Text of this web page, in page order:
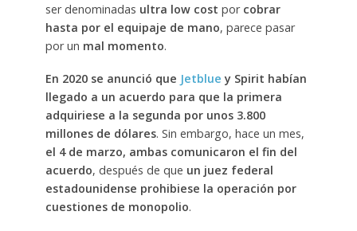
ser denominadas ultra low cost por cobrar
hasta por el equipaje de mano, parece pasar
por un mal momento.
En 2020 se anunció que Jetblue y Spirit habían
llegado a un acuerdo para que la primera
adquiriese a la segunda por unos 3.800
millones de dólares. Sin embargo, hace un mes,
el 4 de marzo, ambas comunicaron el fin del
acuerdo, después de que un juez federal
estadounidense prohibiese la operación por
cuestiones de monopolio.